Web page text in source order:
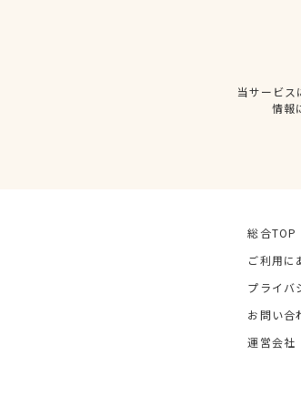
当サービ
情報
総合TOP
ご利用に
プライバ
お問い合
運営会社